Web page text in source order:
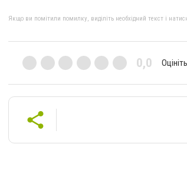
Якщо ви помітили помилку, виділіть необхідний текст і
0,0